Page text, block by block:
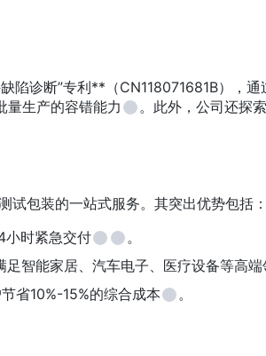
诊断”专利**（CN118071681B），通
量生产的容错能力
。此外，公司还探
试包装的一站式服务。其突出优势包括：
小时紧急交付
。
智能家居、汽车电子、医疗设备等高
省10%-15%的综合成本 。